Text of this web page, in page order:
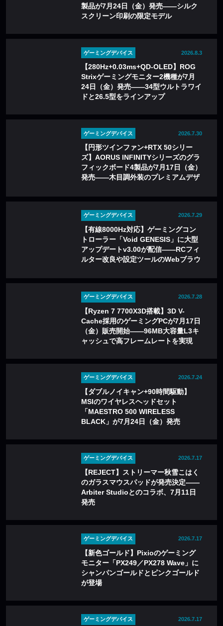
製品が7月24日（金）発売——シルク
スクリーン印刷の限定モデル
ゲーミングデバイス 2026.8.3
【280Hz+0.03ms+QD-OLED】ROG
Strixゲーミングモニター2機種が7月
24日（金）発売——34型ウルトラワイ
ドと26.5型をラインアップ
ゲーミングデバイス 2026.7.30
【円形ツインファン+RTX 50シリー
ズ】AORUS INFINITYシリーズのグラ
フィックボード4製品が7月17日（金）
発売——木目調外装のプレミアムデザ
ゲーミングデバイス 2026.7.29
【有線8000Hz対応】ゲーミングコン
トローラー「Void GENESIS」に大型
アップデートv3.00が配信——RCフィ
ルター改良や設定ツールのWebブラウ
ゲーミングデバイス 2026.7.28
【Ryzen 7 7700X3D搭載】3D V-
Cache採用のゲーミングPCが7月17日
（金）販売開始——96MB大容量L3キ
ャッシュで高フレームレートを実現
ゲーミングデバイス 2026.7.24
【ダブルノイキャン+90時間駆動】
MSIのワイヤレスヘッドセット
「MAESTRO 500 WIRELESS
BLACK」が7月24日（金）発売
ゲーミングデバイス 2026.7.17
【REJECT】ストリーマー秋雪こはく
のガラスマウスパッドが発売決定——
Arbiter Studioとのコラボ、7月11日
発売
ゲーミングデバイス 2026.7.17
【新色ゴールド】Pixioのゲーミング
モニター「PX249／PX278 Wave」に
シャンパンゴールドとピンクゴールド
が登場
ゲーミングデバイス 2026.7.17